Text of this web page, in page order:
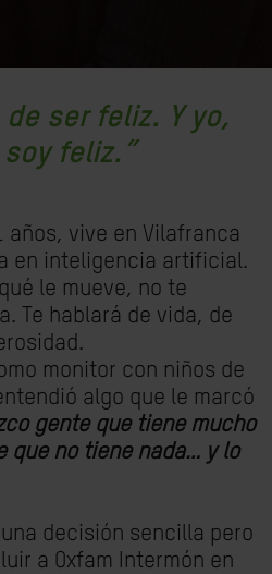
de ser feliz. Y yo,
feliz.”
años, vive en Vilafranca
en inteligencia artificial.
le mueve, no te
Te hablará de vida, de
monitor con niños de
algo que le marcó
gente que tiene mucho
que no tiene nada… y lo
decisión sencilla pero
a Oxfam Intermón en